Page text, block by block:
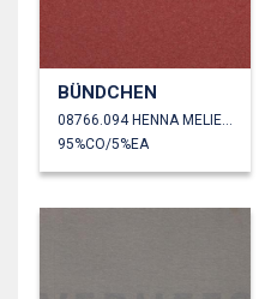
BÜNDCHEN
95%CO/5%EA